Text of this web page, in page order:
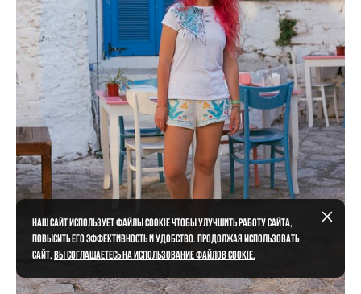
Наш сайт использует файлы cookie чтобы улучшить работу сайта,
повысить его эффективность и удобство. Продолжая использовать
сайт,вы соглашаетесь на использование файлов cookie.